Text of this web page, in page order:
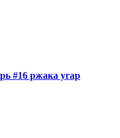
ржака угар